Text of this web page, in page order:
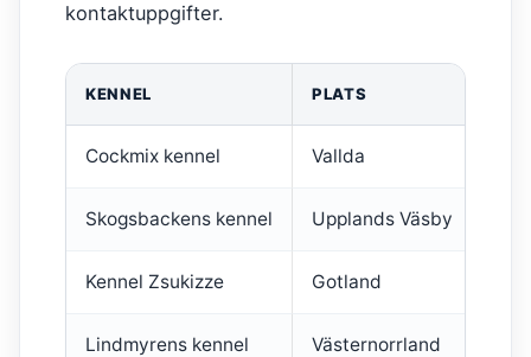
kontaktuppgifter.
KENNEL PLATS
Cockmix kennel Vallda
Skogsbackens kennel Upplands Väsby
Kennel Zsukizze Gotland
Lindmyrens kennel Västernorrland